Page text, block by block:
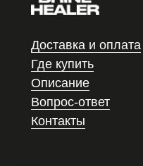
Доставка и оплата
Где купить
Описание
Вопрос-ответ
Контакты